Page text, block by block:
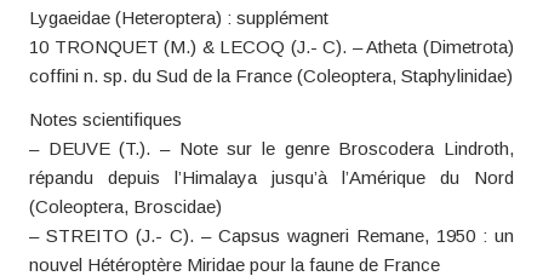
Lygaeidae (Heteroptera) : supplément
10 TRONQUET (M.) & LECOQ (J.- C). – Atheta (Dimetrota)
coffini n. sp. du Sud de la France (Coleoptera, Staphylinidae)
Notes scientifiques
– DEUVE (T.). – Note sur le genre Broscodera Lindroth,
répandu depuis l’Himalaya jusqu’à l’Amérique du Nord
(Coleoptera, Broscidae)
– STREITO (J.- C). – Capsus wagneri Remane, 1950 : un
nouvel Hétéroptère Miridae pour la faune de France